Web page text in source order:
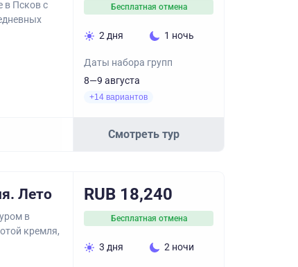
в Псков с
Бесплатная отмена
2 дня 1 ночь
Даты набора групп
8—9 августа
+14 вариантов
Смотреть тур
Лето
в
кремля,
RUB 18,240
Бесплатная отмена
3 дня 2 ночи